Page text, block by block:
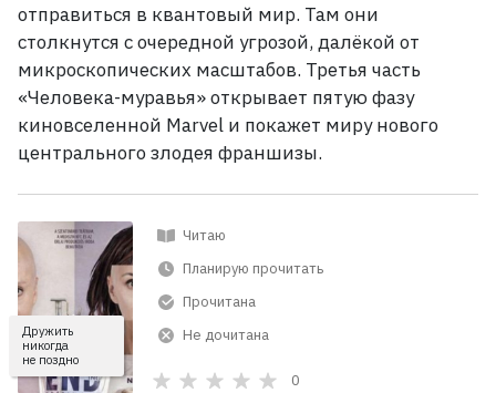
отправиться в квантовый мир. Там они
столкнутся с очередной угрозой, далёкой от
микроскопических масштабов. Третья часть
«Человека-муравья» открывает пятую фазу
киновселенной Marvel и покажет миру нового
центрального злодея франшизы.
Дружить
никогда
не поздно
Читаю
Планирую прочитать
Прочитана
Не дочитана
0